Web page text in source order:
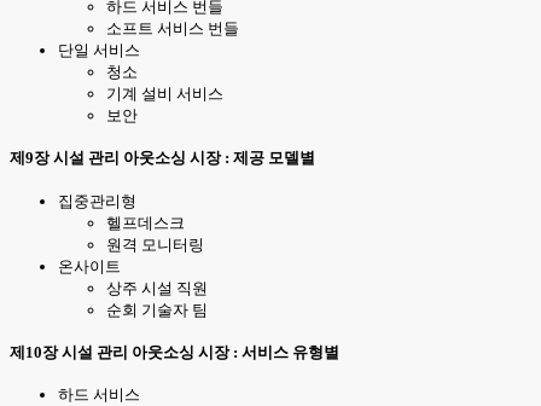
하드 서비스 번들
소프트 서비스 번들
단일 서비스
청소
기계 설비 서비스
보안
제9장 시설 관리 아웃소싱 시장 : 제공 모델별
집중관리형
헬프데스크
원격 모니터링
온사이트
상주 시설 직원
순회 기술자 팀
제10장 시설 관리 아웃소싱 시장 : 서비스 유형별
하드 서비스